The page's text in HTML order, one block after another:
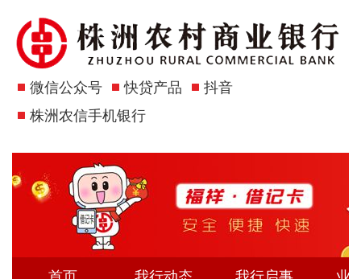
微信公众号 快贷产品
抖音
株洲农信手机银行